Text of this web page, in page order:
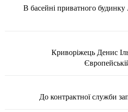
В басейні приватного
Криворіжець Денис
До контрактної служби